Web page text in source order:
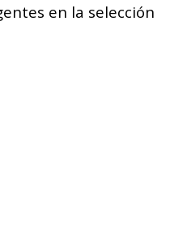
en la selección